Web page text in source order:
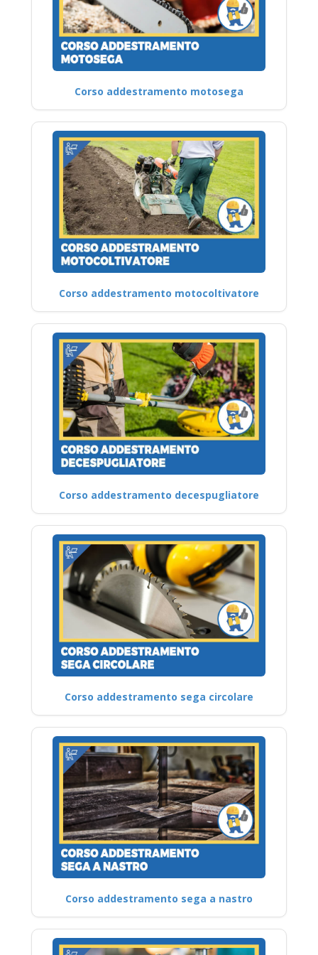
Corso addestramento motosega
Corso addestramento motocoltivatore
Corso addestramento decespugliatore
Corso addestramento sega circolare
Corso addestramento sega a nastro